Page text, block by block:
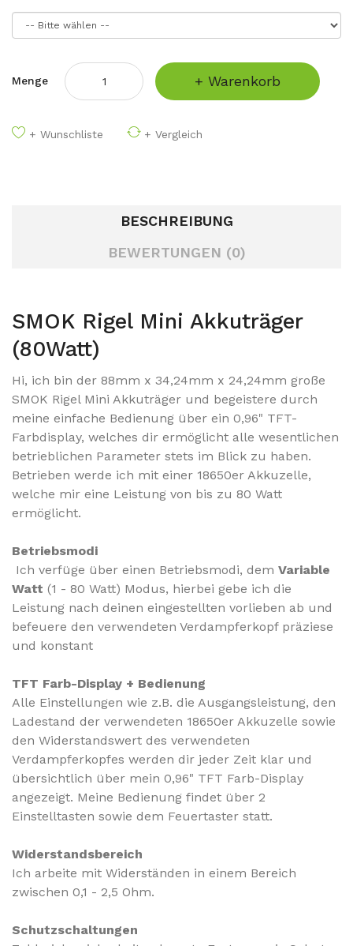
Menge + Warenkorb
+ Wunschliste + Vergleich
BESCHREIBUNG
BEWERTUNGEN (0)
SMOK Rigel Mini Akkuträger
(80Watt)
Hi, ich bin der 88mm x 34,24mm x 24,24mm große
SMOK Rigel Mini Akkuträger und begeistere durch
meine einfache Bedienung über ein 0,96" TFT-
Farbdisplay, welches dir ermöglicht alle wesentlichen
betrieblichen Parameter stets im Blick zu haben.
Betrieben werde ich mit einer 18650er Akkuzelle,
welche mir eine Leistung von bis zu 80 Watt
ermöglicht.
Betriebsmodi
Ich verfüge über einen Betriebsmodi, dem Variable
Watt (1 - 80 Watt) Modus, hierbei gebe ich die
Leistung nach deinen eingestellten vorlieben ab und
befeuere den verwendeten Verdampferkopf präziese
und konstant
TFT Farb-Display + Bedienung
Alle Einstellungen wie z.B. die Ausgangsleistung, den
Ladestand der verwendeten 18650er Akkuzelle sowie
den Widerstandswert des verwendeten
Verdampferkopfes werden dir jeder Zeit klar und
übersichtlich über mein 0,96" TFT Farb-Display
angezeigt. Meine Bedienung findet über 2
Einstelltasten sowie dem Feuertaster statt.
Widerstandsbereich
Ich arbeite mit Widerständen in einem Bereich
zwischen 0,1 - 2,5 Ohm.
Schutzschaltungen